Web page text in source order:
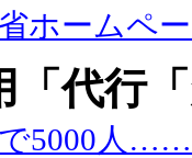
ホームペ
代行
5000人